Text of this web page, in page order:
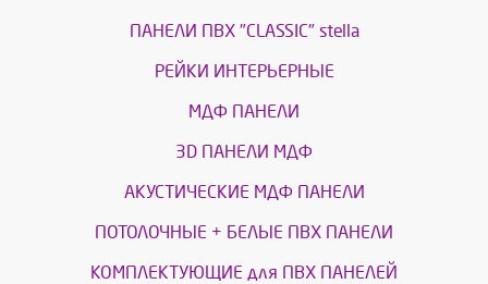
ПАНЕЛИ ПВХ "CLASSIC" stella
РЕЙКИ ИНТЕРЬЕРНЫЕ
МДФ ПАНЕЛИ
3D ПАНЕЛИ МДФ
АКУСТИЧЕСКИЕ МДФ ПАНЕЛИ
ПОТОЛОЧНЫЕ + БЕЛЫЕ ПВХ ПАНЕЛИ
КОМПЛЕКТУЮЩИЕ для ПВХ ПАНЕЛЕЙ